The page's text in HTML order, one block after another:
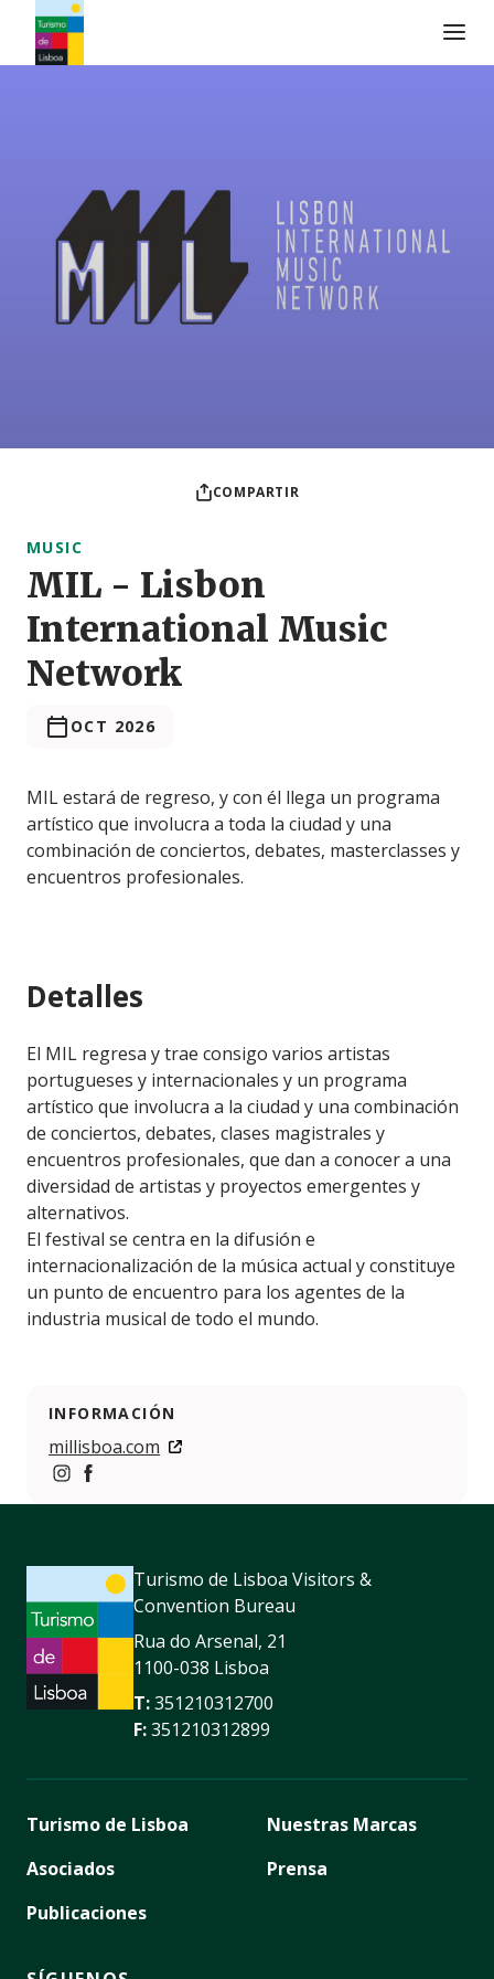
COMPARTIR
MUSIC
MIL - Lisbon
International Music
Network
OCT 2026
MIL estará de regreso, y con él llega un programa
artístico que involucra a toda la ciudad y una
combinación de conciertos, debates, masterclasses y
encuentros profesionales.
Detalles
El MIL regresa y trae consigo varios artistas
portugueses y internacionales y un programa
artístico que involucra a la ciudad y una combinación
de conciertos, debates, clases magistrales y
encuentros profesionales, que dan a conocer a una
diversidad de artistas y proyectos emergentes y
alternativos.
El festival se centra en la difusión e
internacionalización de la música actual y constituye
un punto de encuentro para los agentes de la
industria musical de todo el mundo.
INFORMACIÓN
millisboa.com
https://www.instagram.com/mil_lisbon/
https://www.facebook.com/millisboa/
Turismo de Lisboa Visitors &
Convention Bureau
Rua do Arsenal, 21
1100-038 Lisboa
T:351210312700
F:351210312899
Turismo de Lisboa
Asociados
Publicaciones
Nuestras Marcas
Prensa